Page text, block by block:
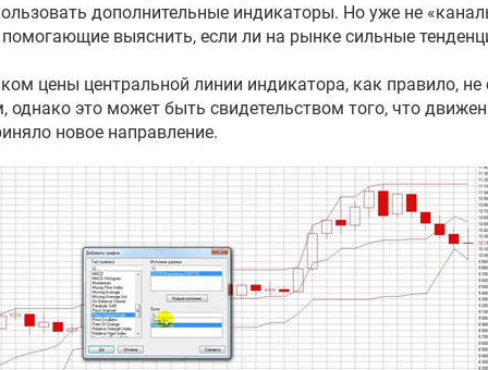
дополнительные индикаторы. Но уже не
выяснить, если ли на рынке сильные
цены центральной линии индикатора, как правило, не
однако это может быть свидетельством того, что
новое направление.